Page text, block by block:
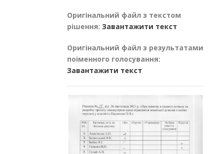
Оригінальний файл з текстом
рішення: Завантажити текст
Оригінальний файл з результатами
поіменного голосування:
Завантажити текст